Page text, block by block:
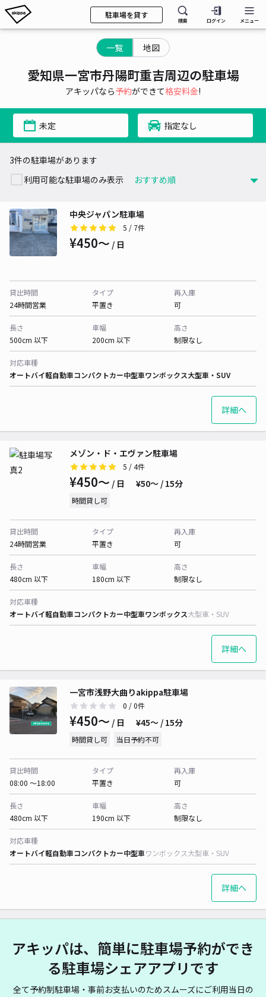
駐車場を貸す
検索 ログイン メニュー
一覧 地図
愛知県一宮市丹陽町重吉周辺の駐車場
アキッパなら予約ができて格安料金!
未定 指定なし
3件の駐車場があります
利用可能な駐車場のみ表示
中央ジャパン駐車場
5 / 7件
¥450〜 / 日
貸出時間
24時間営業
タイプ
平置き
再入庫
可
長さ
500cm 以下
車幅
200cm 以下
高さ
制限なし
対応車種
オートバイ軽自動車コンパクトカー中型車ワンボックス大型車・SUV
詳細へ
メゾン・ド・エヴァン駐車場
5 / 4件
¥450〜 / 日 ¥50〜 / 15分
時間貸し可
貸出時間
24時間営業
タイプ
平置き
再入庫
可
長さ
480cm 以下
車幅
180cm 以下
高さ
制限なし
対応車種
オートバイ軽自動車コンパクトカー中型車ワンボックス大型車・SUV
詳細へ
一宮市浅野大曲りakippa駐車場
0 / 0件
¥450〜 / 日 ¥45〜 / 15分
時間貸し可 当日予約不可
貸出時間
08:00 〜18:00
タイプ
平置き
再入庫
可
長さ
480cm 以下
車幅
190cm 以下
高さ
制限なし
対応車種
オートバイ軽自動車コンパクトカー中型車ワンボックス大型車・SUV
詳細へ
アキッパは、簡単に駐車場予約ができ
る駐車場シェアアプリです
全て予約制駐車場・事前お支払いのためスムーズにご利用当日の